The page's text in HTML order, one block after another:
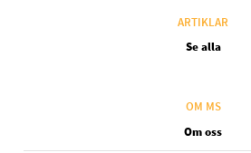
ARTIKLAR
Se alla
OM MS
Om oss